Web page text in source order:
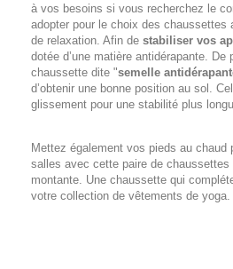
à vos besoins si vous recherchez le
adopter pour le choix des chaussettes
de relaxation. Afin de stabiliser vos
dotée d’une matière antidérapante.
chaussette dite "semelle
d’obtenir une bonne position au sol.
glissement pour une stabilité plus
Mettez également vos pieds au chaud
salles avec cette paire de
montante. Une chaussette qui
votre collection de vêtements de yoga.